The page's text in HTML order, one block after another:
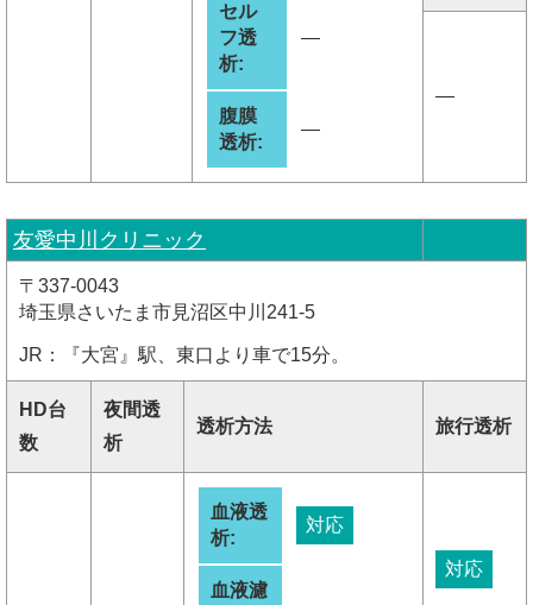
セル
フ透
析:
―
腹膜
透析:
―
―
友愛中川クリニック
〒337-0043
埼玉県さいたま市見沼区中川241-5
JR：『大宮』駅、東口より車で15分。
HD台
数
夜間透
析
透析方法 旅行透析
血液透
析:
対応
血液濾
対応